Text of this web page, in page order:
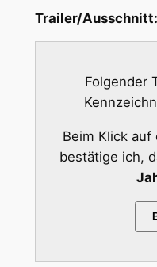
Trailer/Ausschnitt:
Folgender
Beim Klick
bestätige ich,